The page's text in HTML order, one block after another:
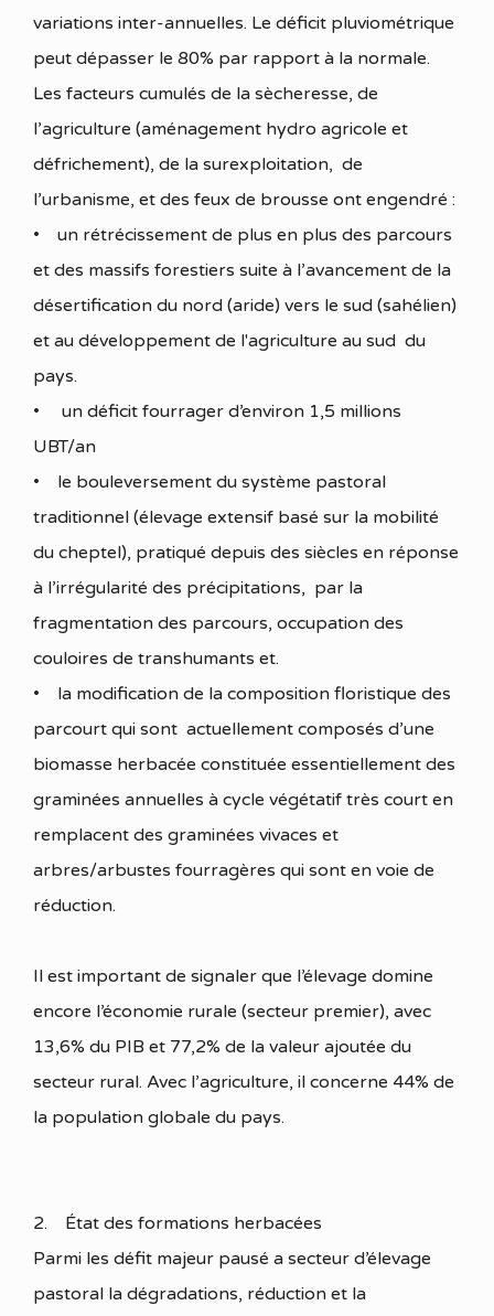
variations inter-annuelles. Le déficit pluviométrique
peut dépasser le 80% par rapport à la normale.
Les facteurs cumulés de la sècheresse, de
l’agriculture (aménagement hydro agricole et
défrichement), de la surexploitation, de
l’urbanisme, et des feux de brousse ont engendré :
• un rétrécissement de plus en plus des parcours
et des massifs forestiers suite à l’avancement de la
désertification du nord (aride) vers le sud (sahélien)
et au développement de l'agriculture au sud du
pays.
• un déficit fourrager d’environ 1,5 millions
UBT/an
• le bouleversement du système pastoral
traditionnel (élevage extensif basé sur la mobilité
du cheptel), pratiqué depuis des siècles en réponse
à l’irrégularité des précipitations, par la
fragmentation des parcours, occupation des
couloires de transhumants et.
• la modification de la composition floristique des
parcourt qui sont actuellement composés d’une
biomasse herbacée constituée essentiellement des
graminées annuelles à cycle végétatif très court en
remplacent des graminées vivaces et
arbres/arbustes fourragères qui sont en voie de
réduction.
Il est important de signaler que l’élevage domine
encore l’économie rurale (secteur premier), avec
13,6% du PIB et 77,2% de la valeur ajoutée du
secteur rural. Avec l’agriculture, il concerne 44% de
la population globale du pays.
2. État des formations herbacées
Parmi les défit majeur pausé a secteur d’élevage
pastoral la dégradations, réduction et la